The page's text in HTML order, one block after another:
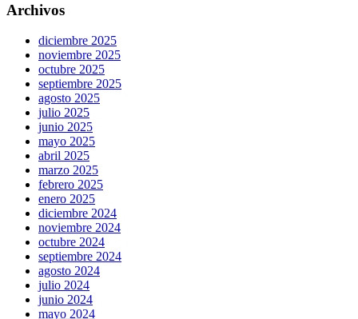
Archivos
diciembre 2025
noviembre 2025
octubre 2025
septiembre 2025
agosto 2025
julio 2025
junio 2025
mayo 2025
abril 2025
marzo 2025
febrero 2025
enero 2025
diciembre 2024
noviembre 2024
octubre 2024
septiembre 2024
agosto 2024
julio 2024
junio 2024
mayo 2024